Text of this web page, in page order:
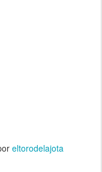
eltorodelajota